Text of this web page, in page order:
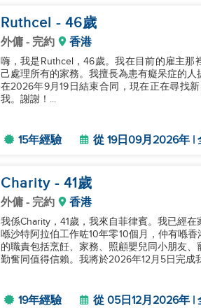
Ruthcel - 46歲
外傭 - 完約 香港
嗨，我是Ruthcel，46歲。我在目前的雇主
己處理所有的家務。我擅長為患有癡呆症的
在2026年9月19日結束合同，現在正在尋找
我。謝謝！...
15年經驗 從 19日09月2026年 |
Charity - 41歲
外傭 - 完約 香港
我係Charity，41歲，我來自菲律賓。我已經
喺沙特阿拉伯工作咗10年零10個月，仲有喺
的職責包括烹飪、家務、照顧嬰兒同小朋友、
勤奮同值得信賴。我將於2026年12月5日完
19年經驗 從 05日12月2026年 |